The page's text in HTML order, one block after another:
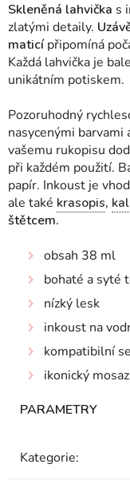
Skleněná lahvička s
zlatými detaily.
maticípřipomíná
Každá lahvička je
unikátním potiskem.
Pozoruhodný
nasycenými barvami
vašemu rukopisu
při každém použití.
papír. Inkoust je
ale také krasopis,
štětcem.
obsah 38 ml
bohaté a syté
nízký lesk
inkoust na
kompatibilní
ikonický
Kategorie: